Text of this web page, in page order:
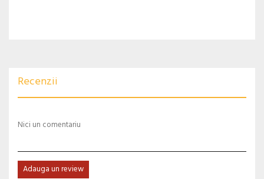
Recenzii
Nici un comentariu
Adauga un review